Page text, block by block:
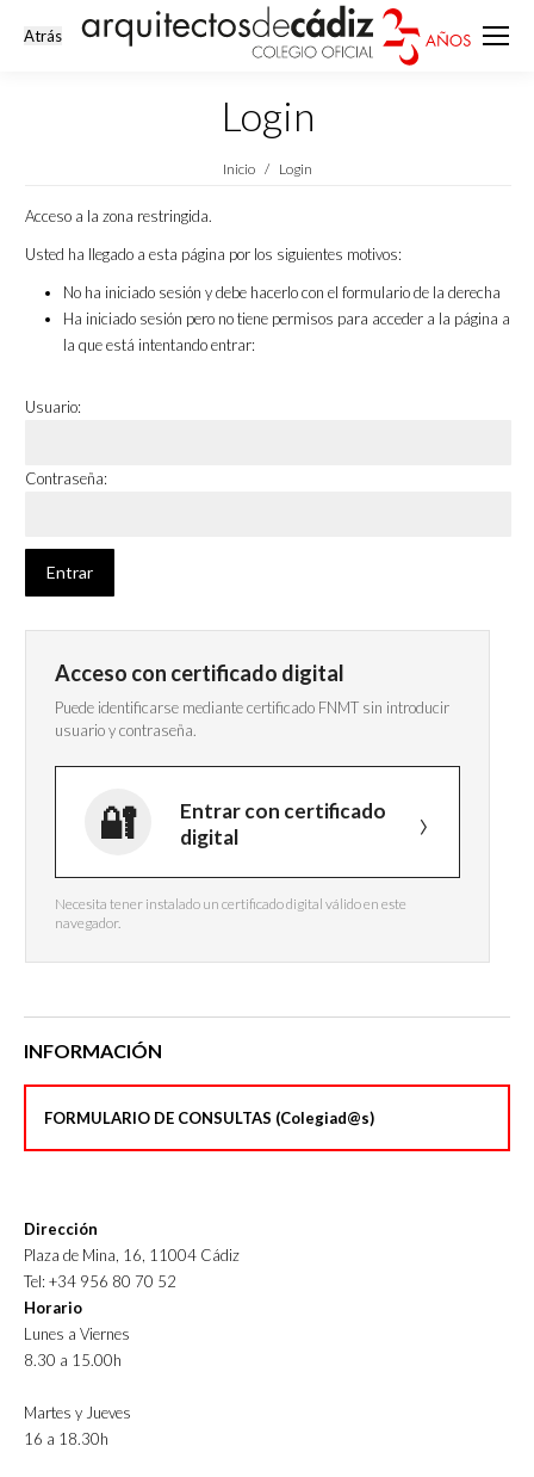
Login
Estás aquí:
Inicio Login
Acceso a la zona restringida.
Usted ha llegado a esta página por los siguientes motivos:
No ha iniciado sesión y debe hacerlo con el formulario de la derecha
Ha iniciado sesión pero no tiene permisos para acceder a la página a
la que está intentando entrar:
Usuario:
Contraseña:
Acceso con certificado digital
Puede identificarse mediante certificado FNMT sin introducir
usuario y contraseña.
Entrar con certificado
digital
Necesita tener instalado un certificado digital válido en este
navegador.
INFORMACIÓN
FORMULARIO DE CONSULTAS (Colegiad@s)
Dirección
Plaza de Mina, 16, 11004 Cádiz
Tel: +34 956 80 70 52
Horario
Lunes a Viernes
8.30 a 15.00h
Martes y Jueves
16 a 18.30h